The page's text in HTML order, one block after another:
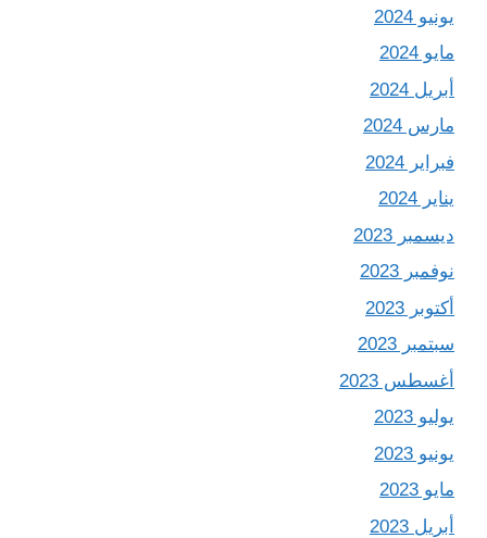
يونيو 2024
مايو 2024
أبريل 2024
مارس 2024
فبراير 2024
يناير 2024
ديسمبر 2023
نوفمبر 2023
أكتوبر 2023
سبتمبر 2023
أغسطس 2023
يوليو 2023
يونيو 2023
مايو 2023
أبريل 2023